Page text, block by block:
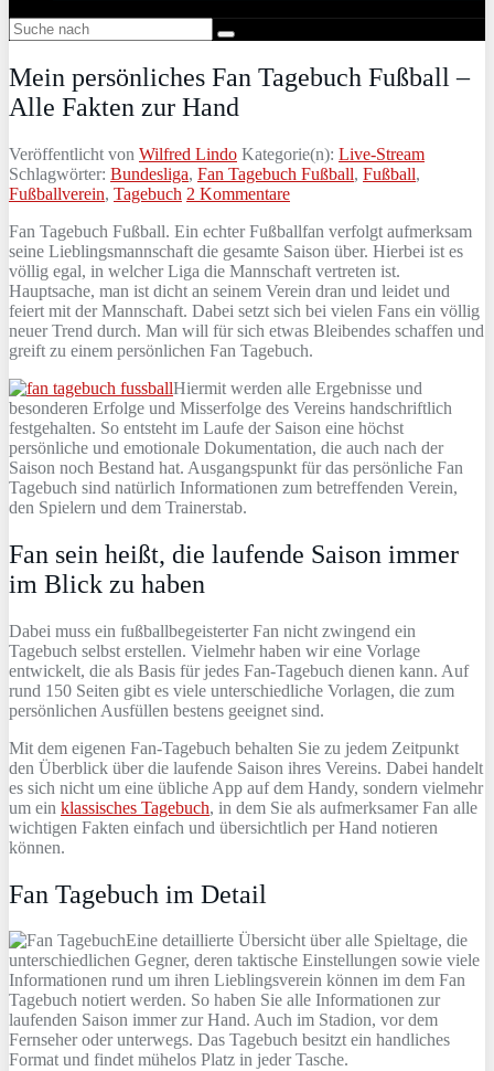
Mein persönliches Fan Tagebuch Fußball –
Alle Fakten zur Hand
Veröffentlicht von Wilfred Lindo Kategorie(n): Live-Stream
Schlagwörter: Bundesliga, Fan Tagebuch Fußball, Fußball,
Fußballverein, Tagebuch 2 Kommentare
Fan Tagebuch Fußball. Ein echter Fußballfan verfolgt aufmerksam
seine Lieblingsmannschaft die gesamte Saison über. Hierbei ist es
völlig egal, in welcher Liga die Mannschaft vertreten ist.
Hauptsache, man ist dicht an seinem Verein dran und leidet und
feiert mit der Mannschaft. Dabei setzt sich bei vielen Fans ein völlig
neuer Trend durch. Man will für sich etwas Bleibendes schaffen und
greift zu einem persönlichen Fan Tagebuch.
Hiermit werden alle Ergebnisse und
besonderen Erfolge und Misserfolge des Vereins handschriftlich
festgehalten. So entsteht im Laufe der Saison eine höchst
persönliche und emotionale Dokumentation, die auch nach der
Saison noch Bestand hat. Ausgangspunkt für das persönliche Fan
Tagebuch sind natürlich Informationen zum betreffenden Verein,
den Spielern und dem Trainerstab.
Fan sein heißt, die laufende Saison immer
im Blick zu haben
Dabei muss ein fußballbegeisterter Fan nicht zwingend ein
Tagebuch selbst erstellen. Vielmehr haben wir eine Vorlage
entwickelt, die als Basis für jedes Fan-Tagebuch dienen kann. Auf
rund 150 Seiten gibt es viele unterschiedliche Vorlagen, die zum
persönlichen Ausfüllen bestens geeignet sind.
Mit dem eigenen Fan-Tagebuch behalten Sie zu jedem Zeitpunkt
den Überblick über die laufende Saison ihres Vereins. Dabei handelt
es sich nicht um eine übliche App auf dem Handy, sondern vielmehr
um ein klassisches Tagebuch, in dem Sie als aufmerksamer Fan alle
wichtigen Fakten einfach und übersichtlich per Hand notieren
können.
Fan Tagebuch im Detail
Eine detaillierte Übersicht über alle Spieltage, die
unterschiedlichen Gegner, deren taktische Einstellungen sowie viele
Informationen rund um ihren Lieblingsverein können im dem Fan
Tagebuch notiert werden. So haben Sie alle Informationen zur
laufenden Saison immer zur Hand. Auch im Stadion, vor dem
Fernseher oder unterwegs. Das Tagebuch besitzt ein handliches
Format und findet mühelos Platz in jeder Tasche.